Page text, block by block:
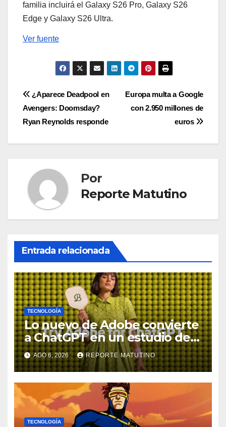
familia incluirá el Galaxy S26 Pro, Galaxy S26
Edge y Galaxy S26 Ultra.
Ver fuente
Navegación
de
entradas
Europa multa a Google
con 2.950 millones de
euros
¿Aparece Deadpool en
Avengers: Doomsday?
Ryan Reynolds responde
Por
Reporte Matutino
Entrada relacionada
TECNOLOGÍA
Lo nuevo de Adobe convierte
a ChatGPT en un estudio de
diseño con Photoshop,
Premiere y otras aplicaciones
creativas
AGO 6, 2026 REPORTE MATUTINO
TECNOLOGÍA